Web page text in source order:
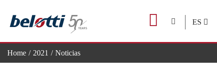
content
ES
Home 2021 Noticias